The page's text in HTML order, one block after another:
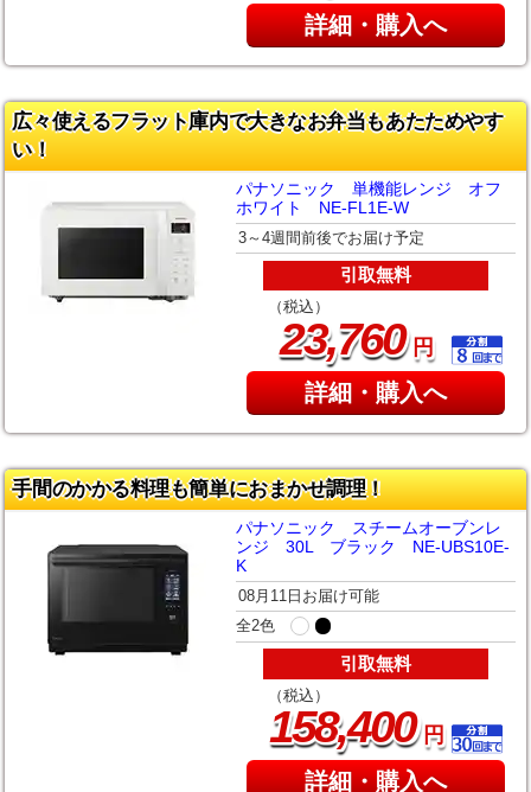
詳細・購入へ
広々使えるフラット庫内で大きなお弁当もあたためやす
い！
パナソニック 単機能レンジ オフ
ホワイト NE-FL1E-W
3～4週間前後でお届け予定
引取無料
（税込）
23,760円
詳細・購入へ
手間のかかる料理も簡単におまかせ調理！
パナソニック スチームオーブンレ
ンジ 30L ブラック NE-UBS10E-
K
08月11日お届け可能
全2色
引取無料
（税込）
158,400円
詳細・購入へ